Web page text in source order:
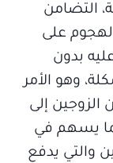
التضامن
على
بدون
وهو الأمر
الزوجين إلى
يسهم في
والتي يدفع